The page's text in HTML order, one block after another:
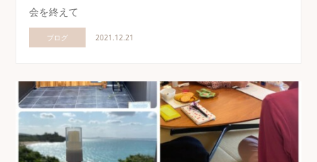
会を終えて
ブログ 2021.12.21